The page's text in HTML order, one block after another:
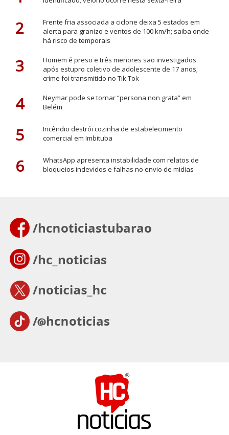
2
Frente fria associada a ciclone deixa 5 estados em
alerta para granizo e ventos de 100 km/h; saiba onde
há risco de temporais
3
Homem é preso e três menores são investigados
após estupro coletivo de adolescente de 17 anos;
crime foi transmitido no Tik Tok
4
Neymar pode se tornar “persona non grata” em
Belém
5
Incêndio destrói cozinha de estabelecimento
comercial em Imbituba
6
WhatsApp apresenta instabilidade com relatos de
bloqueios indevidos e falhas no envio de mídias